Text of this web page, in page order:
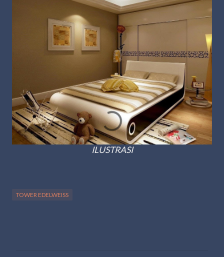
ILUSTRASI
TOWER EDELWEISS